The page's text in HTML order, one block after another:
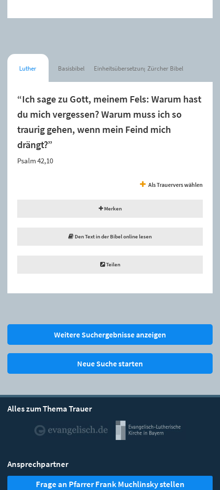
Luther Basisbibel Einheitsübersetzung Zürcher Bibel
“Ich sage zu Gott, meinem Fels: Warum hast
du mich vergessen? Warum muss ich so
traurig gehen, wenn mein Feind mich
drängt?”
Psalm 42,10
Als Trauervers wählen
Merken
Den Text in der Bibel online lesen
Teilen
Weitere Suchergebnisse anzeigen
Neue Suche starten
Alles zum Thema Trauer
Ansprechpartner
Frage an Pfarrer Frank Muchlinsky stellen